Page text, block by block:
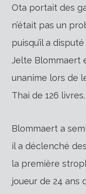
Ota portait des
n’était pas un
puisqu’il a
Jelte Blommaert
unanime lors de
Thai de 126 livres.
Blommaert a
il a déclenché
la première
joueur de 24 ans